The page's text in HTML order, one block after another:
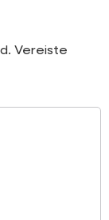
Vereiste